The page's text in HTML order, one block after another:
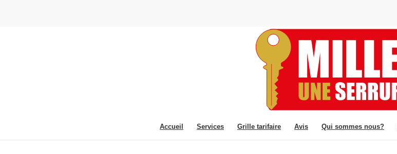
Accueil Services Grille tarifaire Avis Qui sommes nous?